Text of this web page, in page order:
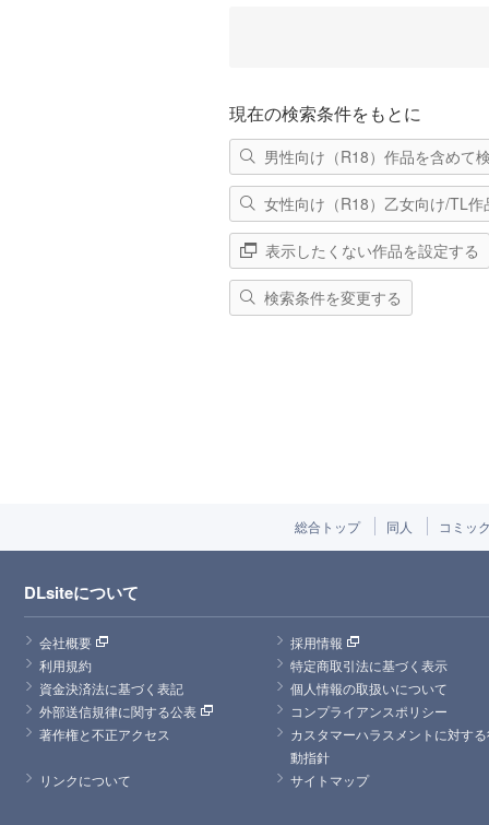
現在の検索条件をもとに
男性向け（R18）作品を含めて
女性向け（R18）乙女向け/TL作
表示したくない作品を設定する
検索条件を変更する
総合トップ 同人 コミッ
DLsiteについて
会社概要
採用情報
利用規約
特定商取引法に基づく表示
資金決済法に基づく表記
個人情報の取扱いについて
外部送信規律に関する公表
コンプライアンスポリシー
著作権と不正アクセス
カスタマーハラスメントに対す
動指針
リンクについて
サイトマップ